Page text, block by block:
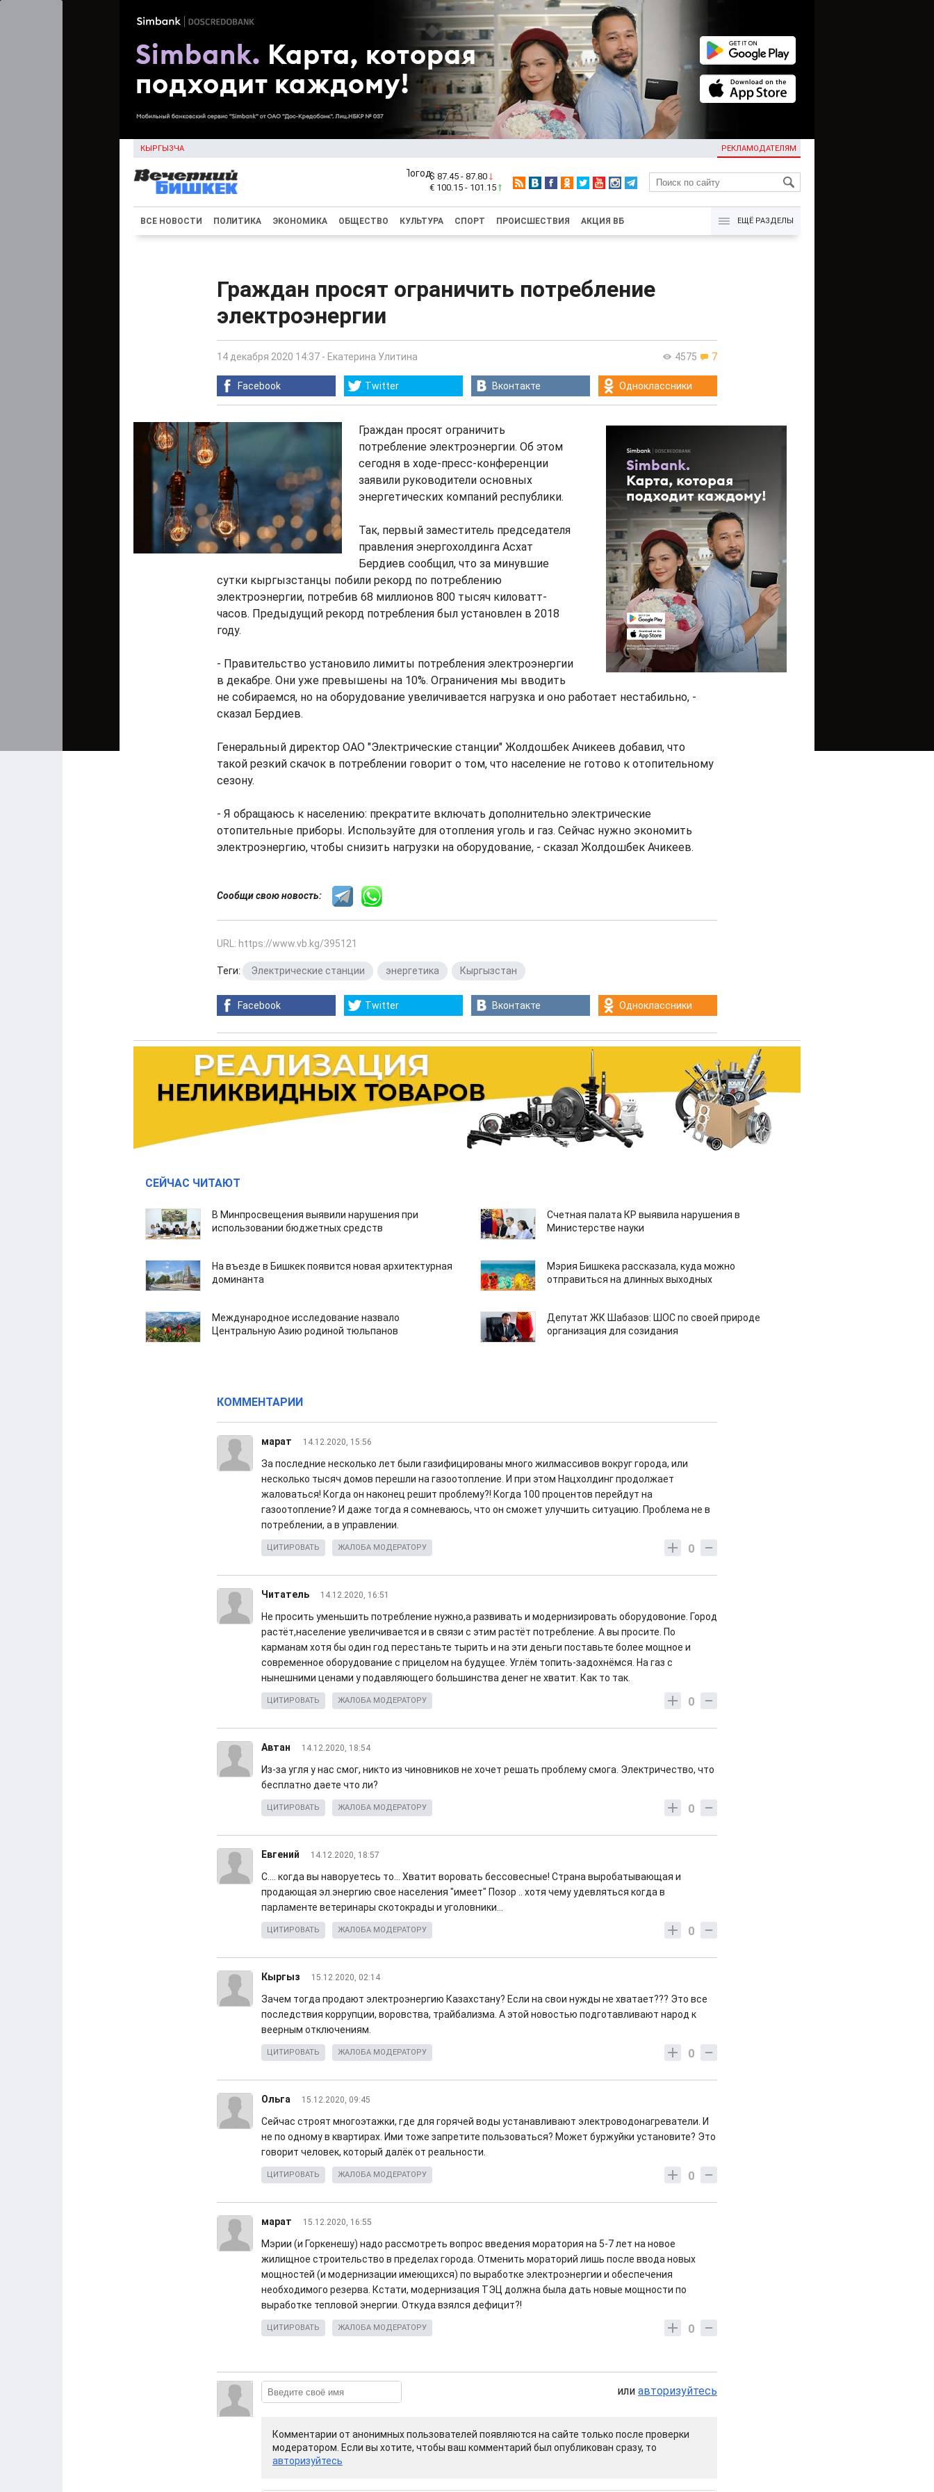
КЫРГЫЗЧА РЕКЛАМОДАТЕЛЯМ
KG
$ 87.45 - 87.80
€ 100.15 - 101.15
ВСЕ НОВОСТИ ПОЛИТИКА ЭКОНОМИКА ОБЩЕСТВО КУЛЬТУРА СПОРТ ПРОИСШЕСТВИЯ АКЦИЯ ВБ ЕЩЁ РАЗДЕЛЫ
Граждан просят ограничить потребление
электроэнергии
4575 7
14 декабря 2020 14:37 - Екатерина Улитина
Facebook Twitter Вконтакте Одноклассники
Граждан просят ограничить
потребление электроэнергии. Об этом
сегодня в ходе-пресс-конференции
заявили руководители основных
энергетических компаний республики.
Так, первый заместитель председателя
правления энергохолдинга Асхат
Бердиев сообщил, что за минувшие
сутки кыргызстанцы побили рекорд по потреблению
электроэнергии, потребив 68 миллионов 800 тысяч киловатт-
часов. Предыдущий рекорд потребления был установлен в 2018
году.
- Правительство установило лимиты потребления электроэнергии
в декабре. Они уже превышены на 10%. Ограничения мы вводить
не собираемся, но на оборудование увеличивается нагрузка и оно работает нестабильно, -
сказал Бердиев.
Генеральный директор ОАО "Электрические станции" Жолдошбек Ачикеев добавил, что
такой резкий скачок в потреблении говорит о том, что население не готово к отопительному
сезону.
- Я обращаюсь к населению: прекратите включать дополнительно электрические
отопительные приборы. Используйте для отопления уголь и газ. Сейчас нужно экономить
электроэнергию, чтобы снизить нагрузки на оборудование, - сказал Жолдошбек Ачикеев.
Сообщи свою новость:
URL: https://www.vb.kg/395121
Теги: Электрические станции энергетика Кыргызстан
Facebook Twitter Вконтакте Одноклассники
СЕЙЧАС ЧИТАЮТ
В Минпросвещения выявили нарушения при
использовании бюджетных средств
Счетная палата КР выявила нарушения в
Министерстве науки
На въезде в Бишкек появится новая архитектурная
доминанта
Мэрия Бишкека рассказала, куда можно
отправиться на длинных выходных
Международное исследование назвало
Центральную Азию родиной тюльпанов
Депутат ЖК Шабазов: ШОС по своей природе
организация для созидания
КОММЕНТАРИИ
марат 14.12.2020, 15:56
За последние несколько лет были газифицированы много жилмассивов вокруг города, или
несколько тысяч домов перешли на газоотопление. И при этом Нацхолдинг продолжает
жаловаться! Когда он наконец решит проблему?! Когда 100 процентов перейдут на
газоотопление? И даже тогда я сомневаюсь, что он сможет улучшить ситуацию. Проблема не в
потреблении, а в управлении.
0
ЦИТИРОВАТЬ ЖАЛОБА МОДЕРАТОРУ
Читатель 14.12.2020, 16:51
Не просить уменьшить потребление нужно,а развивать и модернизировать оборудовоние. Город
растёт,население увеличивается и в связи с этим растёт потребление. А вы просите. По
карманам хотя бы один год перестаньте тырить и на эти деньги поставьте более мощное и
современное оборудование с прицелом на будущее. Углём топить-задохнёмся. На газ с
нынешними ценами у подавляющего большинства денег не хватит. Как то так.
0
ЦИТИРОВАТЬ ЖАЛОБА МОДЕРАТОРУ
Автан 14.12.2020, 18:54
Из-за угля у нас смог, никто из чиновников не хочет решать проблему смога. Электричество, что
бесплатно даете что ли?
0
ЦИТИРОВАТЬ ЖАЛОБА МОДЕРАТОРУ
Евгений 14.12.2020, 18:57
С.... когда вы наворуетесь то... Хватит воровать бессовесные! Страна выробатывающая и
продающая эл.энергию свое населения "имеет" Позор .. хотя чему удевляться когда в
парламенте ветеринары скотокрады и уголовники...
0
ЦИТИРОВАТЬ ЖАЛОБА МОДЕРАТОРУ
Кыргыз 15.12.2020, 02:14
Зачем тогда продают электроэнергию Казахстану? Если на свои нужды не хватает??? Это все
последствия коррупции, воровства, трайбализма. А этой новостью подготавливают народ к
веерным отключениям.
0
ЦИТИРОВАТЬ ЖАЛОБА МОДЕРАТОРУ
Ольга 15.12.2020, 09:45
Сейчас строят многоэтажки, где для горячей воды устанавливают электроводонагреватели. И
не по одному в квартирах. Ими тоже запретите пользоваться? Может буржуйки установите? Это
говорит человек, который далёк от реальности.
0
ЦИТИРОВАТЬ ЖАЛОБА МОДЕРАТОРУ
марат 15.12.2020, 16:55
Мэрии (и Горкенешу) надо рассмотреть вопрос введения моратория на 5-7 лет на новое
жилищное строительство в пределах города. Отменить мораторий лишь после ввода новых
мощностей (и модернизации имеющихся) по выработке электроэнергии и обеспечения
необходимого резерва. Кстати, модернизация ТЭЦ должна была дать новые мощности по
выработке тепловой энергии. Откуда взялся дефицит?!
0
ЦИТИРОВАТЬ ЖАЛОБА МОДЕРАТОРУ
или авторизуйтесь
Комментарии от анонимных пользователей появляются на сайте только после проверки
модератором. Если вы хотите, чтобы ваш комментарий был опубликован сразу, то
авторизуйтесь